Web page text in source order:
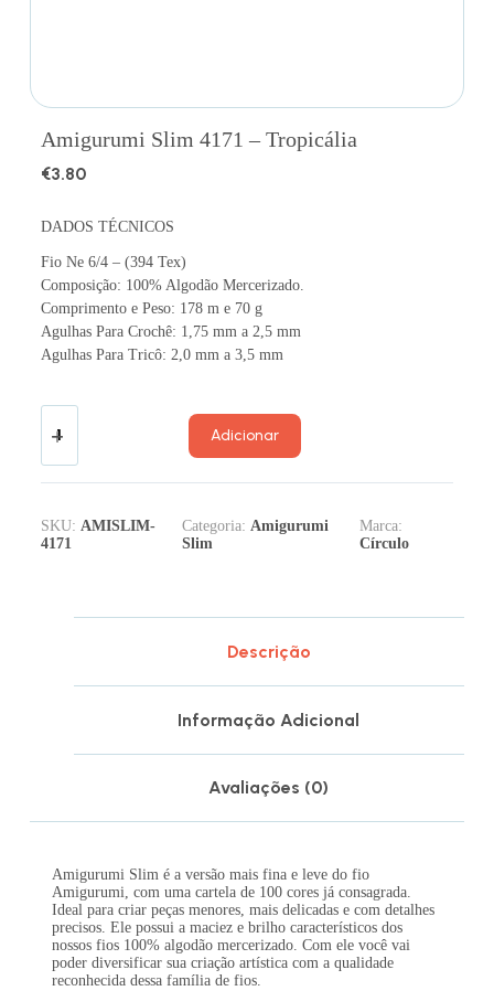
Amigurumi Slim 4171 – Tropicália
€3.80
DADOS TÉCNICOS
Fio Ne 6/4 – (394 Tex)
Composição: 100% Algodão Mercerizado.
Comprimento e Peso: 178 m e 70 g
Agulhas Para Crochê: 1,75 mm a 2,5 mm
Agulhas Para Tricô: 2,0 mm a 3,5 mm
Adicionar
SKU: AMISLIM-
4171
Categoria:Amigurumi
Slim
Marca:
Círculo
Descrição
Informação Adicional
Avaliações (0)
Amigurumi Slim é a versão mais fina e leve do fio
Amigurumi, com uma cartela de 100 cores já consagrada.
Ideal para criar peças menores, mais delicadas e com detalhes
precisos. Ele possui a maciez e brilho característicos dos
nossos fios 100% algodão mercerizado. Com ele você vai
poder diversificar sua criação artística com a qualidade
reconhecida dessa família de fios.